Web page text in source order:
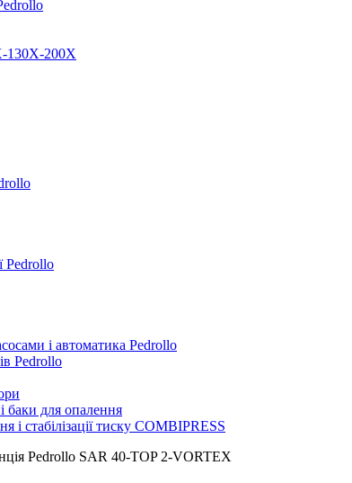
130X-200X
Pedrollo
і автоматика Pedrollo
Pedrollo
баки для опалення
і стабілізації тиску COMBIPRESS
Pedrollo SAR 40-TOP 2-VORTEX